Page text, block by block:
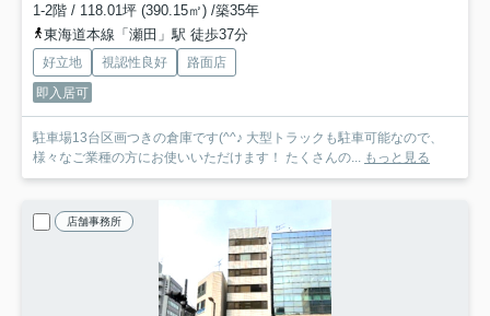
1-2階 / 118.01坪 (390.15㎡) /築35年
東海道本線「瀬田」駅 徒歩37分
好立地 視認性良好
路面店
即入居可
駐車場13台区画つきの倉庫です(^^♪ 大型トラックも駐車可能なので、
様々なご業種の方にお使いいただけます！ たくさんの... もっと見る
店舗事務所